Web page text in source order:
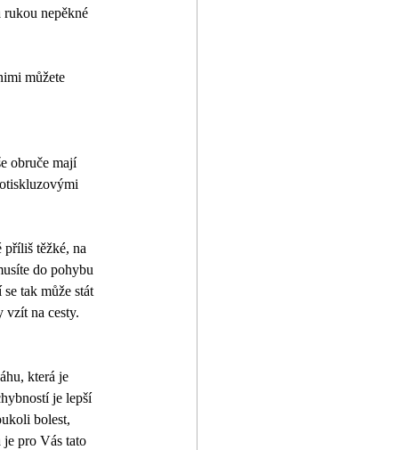
nepěkné
můžete
obruče mají
příliš těžké, na
do pohybu
tak může stát
vzít na cesty.
která je
je lepší
bolest,
je pro Vás tato